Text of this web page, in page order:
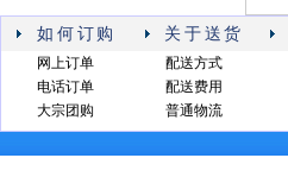
如何订购 关于送货
网上订单
电话订单
大宗团购
配送方式
配送费用
普通物流